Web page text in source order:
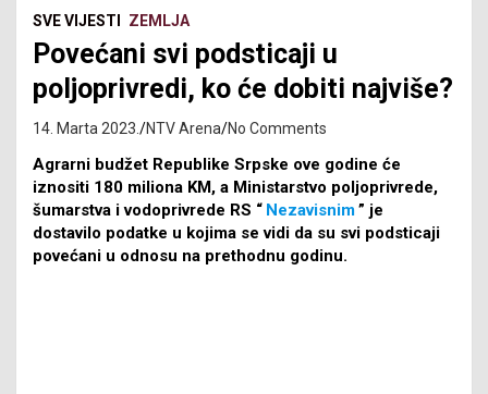
SVE VIJESTI ZEMLJA
Povećani svi podsticaji u
poljoprivredi, ko će dobiti najviše?
14. Marta 2023. NTV Arena No Comments
Agrarni budžet Republike Srpske ove godine će
iznositi 180 miliona KM, a Ministarstvo poljoprivrede,
šumarstva i vodoprivrede RS “ Nezavisnim” je
dostavilo podatke u kojima se vidi da su svi podsticaji
povećani u odnosu na prethodnu godinu.